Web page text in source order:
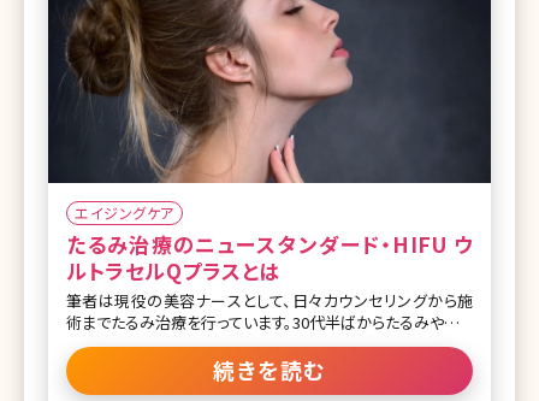
エイジングケア
たるみ治療のニュースタンダード・HIFU ウ
ルトラセルQプラスとは
筆者は現役の美容ナースとして、日々カウンセリングから施
術までたるみ治療を行っています。30代半ばからたるみやたる
みによるシワはご自身でも気になりだす方が多く、一度の施
術では終わらず納得できるまで長期間かかる根気のいる治療
と言えるでしょう。 また、他人から見た時にはシミよりシワやた
続きを読む